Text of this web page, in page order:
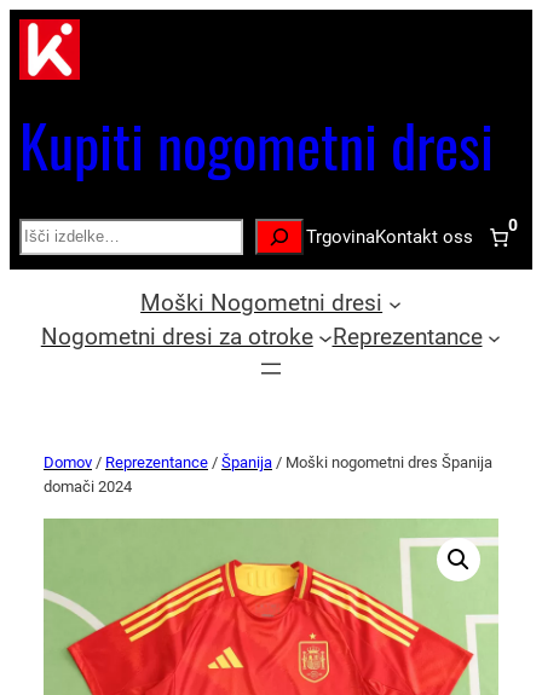
Kupiti nogometni dresi
Search TrgovinaKontakt oss
0
Moški Nogometni dresi
Nogometni dresi za otroke
Reprezentance
Domov / Reprezentance / Španija / Moški nogometni dres Španija
domači 2024